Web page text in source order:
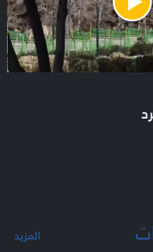
Play
Video
المزيد